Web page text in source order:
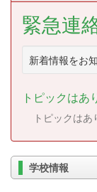
緊急連
新着情報をお
トピックはあ
トピックはあ
学校情報